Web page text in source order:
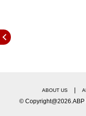
ABOUT US
© Copyright@2026.ABP